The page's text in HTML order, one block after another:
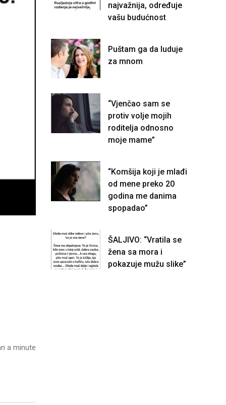
a minute
najvažnija, određuje
vašu budućnost
Puštam ga da luduje
za mnom
“Vjenčao sam se
protiv volje mojih
roditelja odnosno
moje mame”
“Komšija koji je mlađi
od mene preko 20
godina me danima
spopadao”
ŠALJIVO: “Vratila se
žena sa mora i
pokazuje mužu slike”